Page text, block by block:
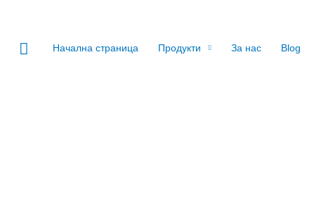
SearchНачална страница Продукти За нас Blog